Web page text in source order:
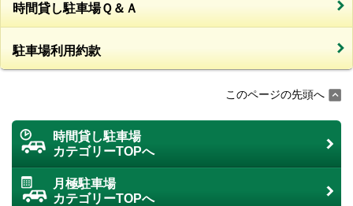
時間貸し駐車場Ｑ＆Ａ
駐車場利用約款
このページの先頭へ
時間貸し駐車場
カテゴリーTOPへ
月極駐車場
カテゴリーTOPへ